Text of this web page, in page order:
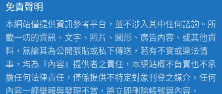
免責聲明
本網站僅提供資訊參考平台，並不涉入其中任何諮詢。所
載一切的資訊、文字、照片、圖形、廣告內容、或其他資
料，無論其為公開張貼或私下傳送，若有不實或違法情
事，均為『內容』提供者之責任，本網站概不負責也不承
擔任何法律責任，僅係提供不特定對象刊登之媒介。任何
內容一經舉報與發現不當，將立即刪除帳號與內容。